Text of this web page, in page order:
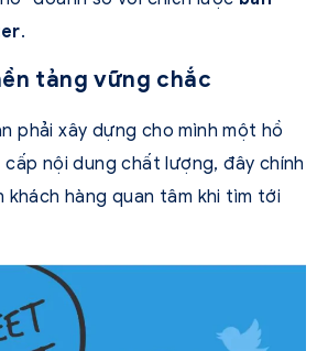
.
tảng vững chắc
phải xây dựng cho mình một hồ
nội dung chất lượng, đây chính
khách hàng quan tâm khi tìm tới